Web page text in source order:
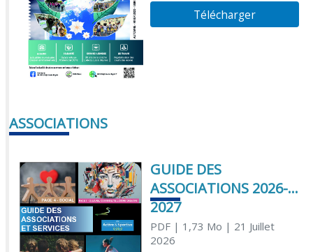
Télécharger
ASSOCIATIONS
GUIDE DES
ASSOCIATIONS 2026-
2027
PDF| 1,73 Mo | 21 Juillet
2026